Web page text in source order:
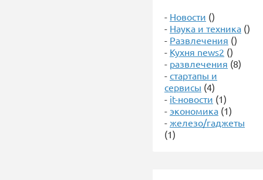
- Новости ()
- Наука и техника ()
- Развлечения ()
- Кухня news2 ()
- развлечения (8)
- стартапы и
сервисы (4)
- it-новости (1)
- экономика (1)
- железо/гаджеты
(1)